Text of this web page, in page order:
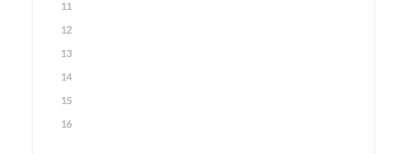
11
12
13
14
15
16